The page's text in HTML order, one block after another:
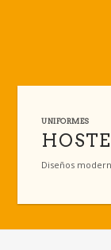
UNIFORMES
Diseños